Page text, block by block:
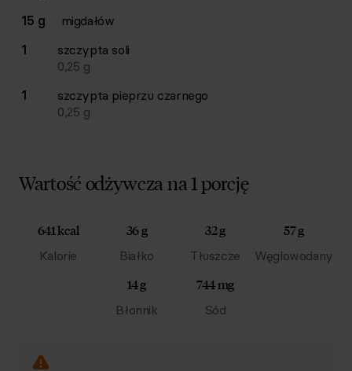
15 g
migdałów
1
szczypta soli
0,25 g
1
szczypta pieprzu czarnego
0,25 g
Wartość odżywcza na 1 porcję
641 kcal
Kalorie
36 g
Białko
32 g
Tłuszcze
57 g
Węglowodany
14 g
Błonnik
744 mg
Sód